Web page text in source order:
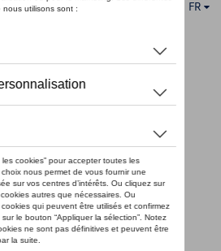
FR
>Confort et protection
de face